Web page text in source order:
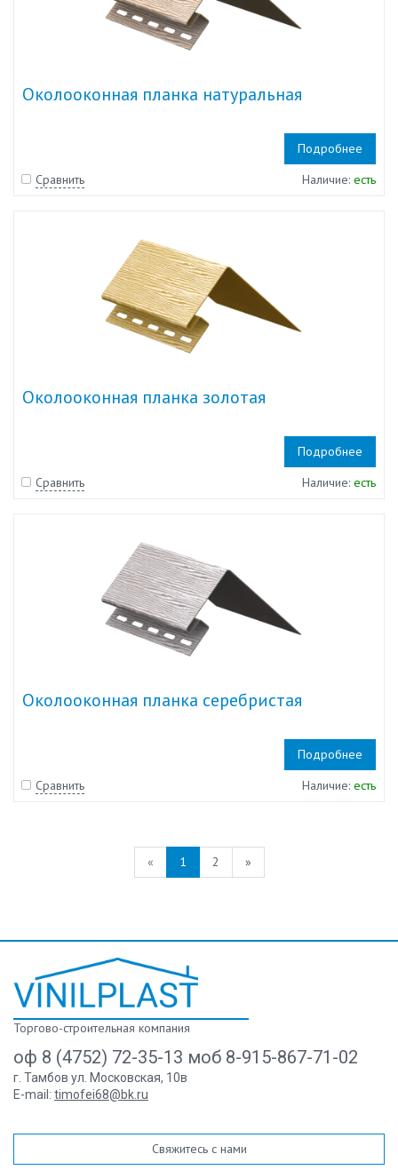
Околооконная планка натуральная
Подробнее
Сравнить
Наличие: есть
Околооконная планка золотая
Подробнее
Сравнить
Наличие: есть
Околооконная планка серебристая
Подробнее
Сравнить
Наличие: есть
« 1 2 »
Торгово-строительная компания
оф 8 (4752) 72-35-13 моб 8-915-867-71-02
г. Тамбов ул. Московская, 10в
E-mail: timofei68@bk.ru
Свяжитесь с нами